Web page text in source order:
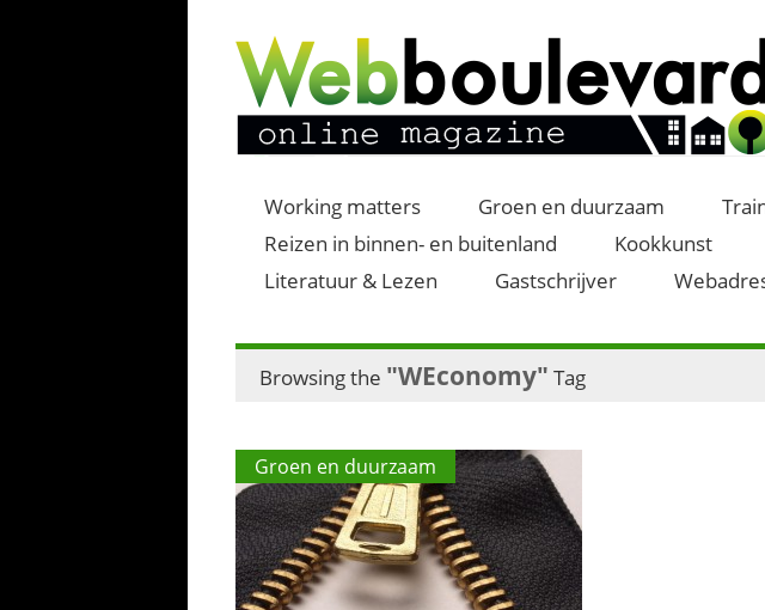
Working matters Groen en duurzaam
Reizen in binnen- en buitenland
Kookkunst
Literatuur & Lezen
Gastschrijver
Browsing the "WEconomy" Tag
Groen en duurzaam